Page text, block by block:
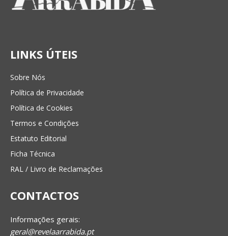
LINKS ÚTEIS
Sobre Nós
Política de Privacidade
Política de Cookies
Termos e Condições
Estatuto Editorial
Ficha Técnica
RAL / Livro de Reclamações
CONTACTOS
Informações gerais:
geral@revelaarrabida.pt